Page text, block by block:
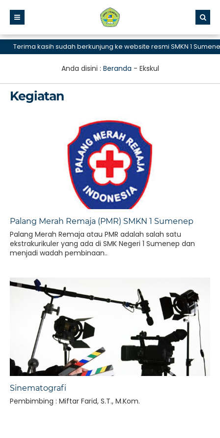
Terima kasih sudah berkunjung ke website resmi SMKN 1 Sumenep,
Anda disini : Beranda - Ekskul
Kegiatan
Palang Merah Remaja (PMR) SMKN 1 Sumenep
Palang Merah Remaja atau PMR adalah salah satu
ekstrakurikuler yang ada di SMK Negeri 1 Sumenep dan
menjadi wadah pembinaan..
Sinematografi
Pembimbing : Miftar Farid, S.T., M.Kom.